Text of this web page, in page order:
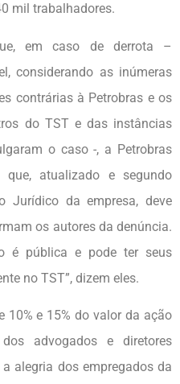
mil trabalhadores.
em caso de derrota –
considerando as inúmeras
contrárias à Petrobras e os
do TST e das instâncias
o caso -, a Petrobras
atualizado e segundo
Jurídico da empresa, deve
os autores da denúncia.
é pública e pode ter seus
no TST”, dizem eles.
10% e 15% do valor da ação
advogados e diretores
alegria dos empregados da